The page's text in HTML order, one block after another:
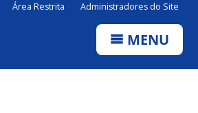
Área Restrita Administradores do Site
MENU